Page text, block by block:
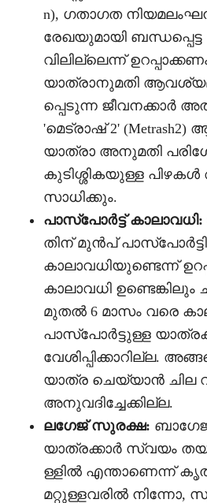
n), ഗതാഗത
രേഖയുമായി
വിലില്ലെന്ന്
യാത്രാനുമതി
പ്പെടുന്ന ജീവനക്കാർ
'മെട്രാഷ് 2' (Metrash2)
യാത്രാ അനുമതി
കുടിശ്ശികയുള്ള
സാധിക്കും.
പാസ്‌പോർട്ട് കാലാവധി:
തിന് മുൻപ്
കാലാവധിയുണ്ടെന്ന്
കാലാവധി ഉണ്ടെങ്കിലും
മുതൽ 6 മാസം വരെ
പാസ്‌പോർട്ടുള്ള
വേശിപ്പിക്കാറില്ല.
യാത്ര ചെയ്യാൻ ചില
അനുവദിച്ചേക്കില്ല.
ലഗേജ് സുരക്ഷ:
യാത്രക്കാർ സ്വയം
ള്ളിൽ എന്താണെന്ന്
മറ്റുള്ളവരിൽ